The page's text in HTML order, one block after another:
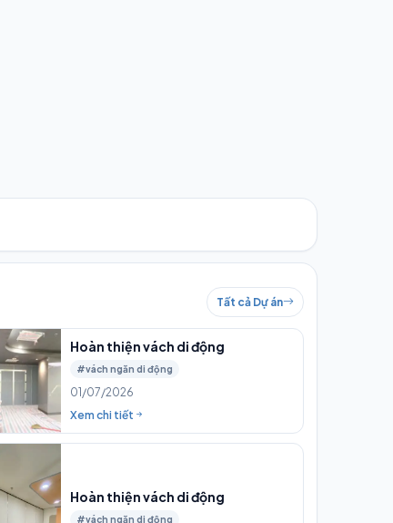
Tất cả Dự án
Hoàn thiện vách di động
#vách ngăn di động
01/07/2026
Xem chi tiết
Hoàn thiện vách di động
#vách ngăn di động